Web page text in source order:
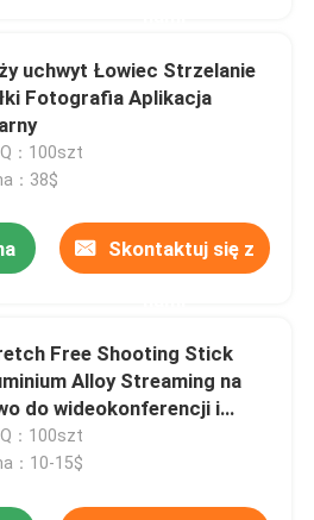
uchwyt Łowiec Strzelanie
Fotografia Aplikacja
：100szt
：38$
Skontaktuj się z
Free Shooting Stick
Alloy Streaming na
do wideokonferencji i
：100szt
：10-15$